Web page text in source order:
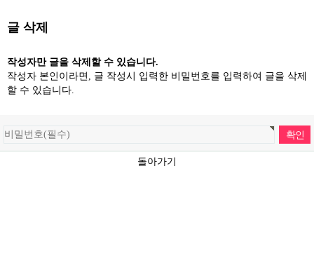
글 삭제
작성자만 글을 삭제할 수 있습니다.
작성자 본인이라면, 글 작성시 입력한 비밀번호를 입력하여 글을 삭제
할 수 있습니다.
돌아가기